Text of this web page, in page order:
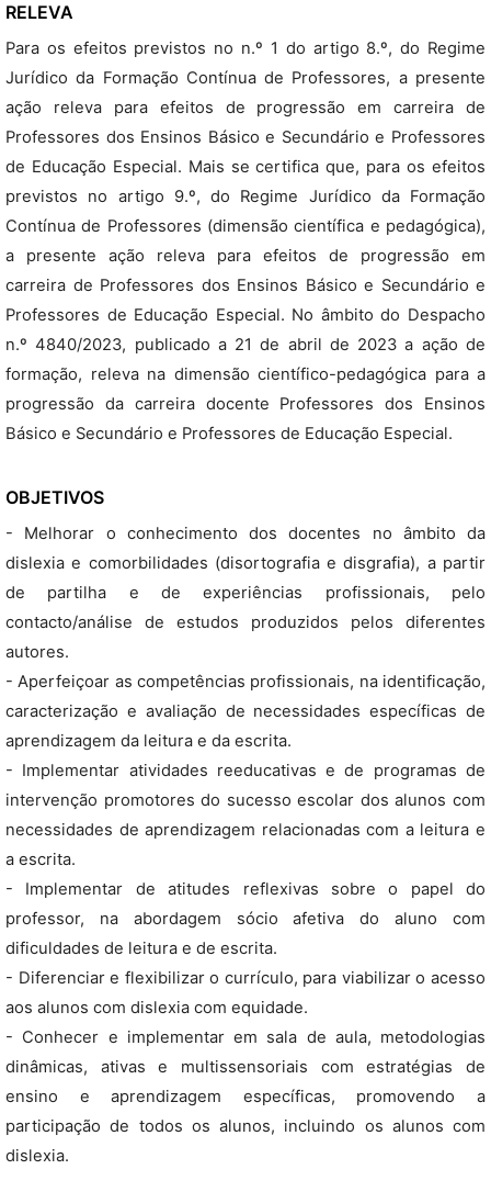
RELEVA
Para os efeitos previstos no n.º 1 do artigo 8.º, do Regime
Jurídico da Formação Contínua de Professores, a presente
ação releva para efeitos de progressão em carreira de
Professores dos Ensinos Básico e Secundário e Professores
de Educação Especial. Mais se certifica que, para os efeitos
previstos no artigo 9.º, do Regime Jurídico da Formação
Contínua de Professores (dimensão científica e pedagógica),
a presente ação releva para efeitos de progressão em
carreira de Professores dos Ensinos Básico e Secundário e
Professores de Educação Especial. No âmbito do Despacho
n.º 4840/2023, publicado a 21 de abril de 2023 a ação de
formação, releva na dimensão científico-pedagógica para a
progressão da carreira docente Professores dos Ensinos
Básico e Secundário e Professores de Educação Especial.
OBJETIVOS
- Melhorar o conhecimento dos docentes no âmbito da
dislexia e comorbilidades (disortografia e disgrafia), a partir
de partilha e de experiências profissionais, pelo
contacto/análise de estudos produzidos pelos diferentes
autores.
- Aperfeiçoar as competências profissionais, na identificação,
caracterização e avaliação de necessidades específicas de
aprendizagem da leitura e da escrita.
- Implementar atividades reeducativas e de programas de
intervenção promotores do sucesso escolar dos alunos com
necessidades de aprendizagem relacionadas com a leitura e
a escrita.
- Implementar de atitudes reflexivas sobre o papel do
professor, na abordagem sócio afetiva do aluno com
dificuldades de leitura e de escrita.
- Diferenciar e flexibilizar o currículo, para viabilizar o acesso
aos alunos com dislexia com equidade.
- Conhecer e implementar em sala de aula, metodologias
dinâmicas, ativas e multissensoriais com estratégias de
ensino e aprendizagem específicas, promovendo a
participação de todos os alunos, incluindo os alunos com
dislexia.